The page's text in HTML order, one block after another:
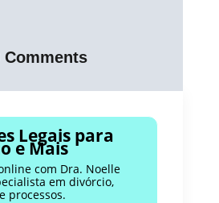
Comments
Legais para
e Mais
com Dra. Noelle
em divórcio,
processos.